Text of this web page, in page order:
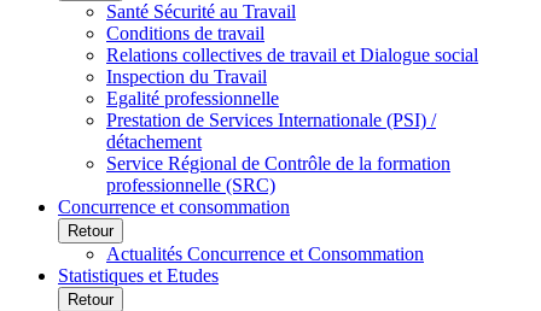
Santé Sécurité au Travail
Conditions de travail
Relations collectives de travail et Dialogue social
Inspection du Travail
Egalité professionnelle
Prestation de Services Internationale (PSI) /
détachement
Service Régional de Contrôle de la formation
professionnelle (SRC)
Concurrence et consommation
Retour
Actualités Concurrence et Consommation
Statistiques et Etudes
Retour